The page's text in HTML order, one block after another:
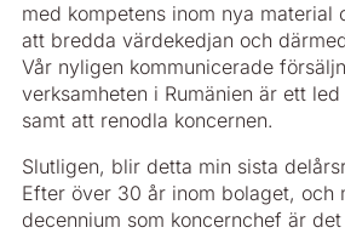
med kompetens inom nya material
att bredda värdekedjan och
Vår nyligen kommunicerade
verksamheten i Rumänien är ett
samt att renodla koncernen.
Slutligen, blir detta min sista
Efter över 30 år inom bolaget, och
decennium som koncernchef är